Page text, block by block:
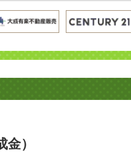
）